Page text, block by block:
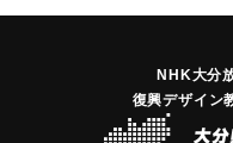
NHK大分
復興デザイン